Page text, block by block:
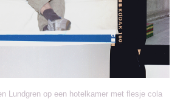
Lundgren op een hotelkamer met flesje cola